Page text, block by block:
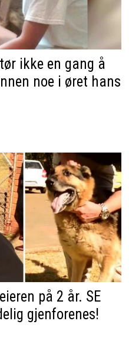
ikke en gang å
noe i øret hans
på 2 år. SE
gjenforenes!